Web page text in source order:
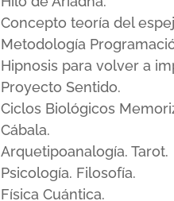
Concepto teoría del
Metodología
Hipnosis para volver a
Proyecto Sentido.
Ciclos Biológicos
Cábala.
Arquetipoanalogía. Tarot.
Psicología. Filosofía.
Física Cuántica.